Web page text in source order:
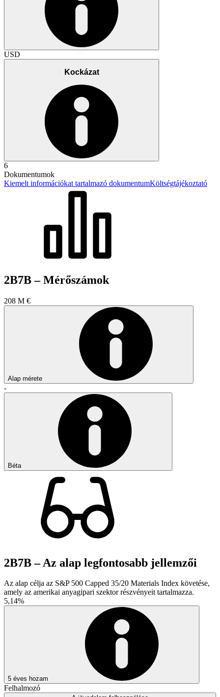
USD
Kockázat
6
Dokumentumok
Kiemelt információkat tartalmazó dokumentumKöltségtájékoztató
2B7B – Mérőszámok
208 M €
Alap mérete
-
Béta
2B7B – Az alap legfontosabb jellemzői
Az alap célja az S&P 500 Capped 35/20 Materials Index követése,
amely az amerikai anyagipari szektor részvényeit tartalmazza.
5,14%
5 éves hozam
Felhalmozó